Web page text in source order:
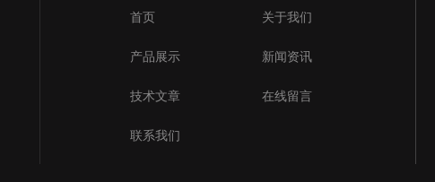
首页 关于我们
产品展示 新闻资讯
技术文章 在线留言
联系我们